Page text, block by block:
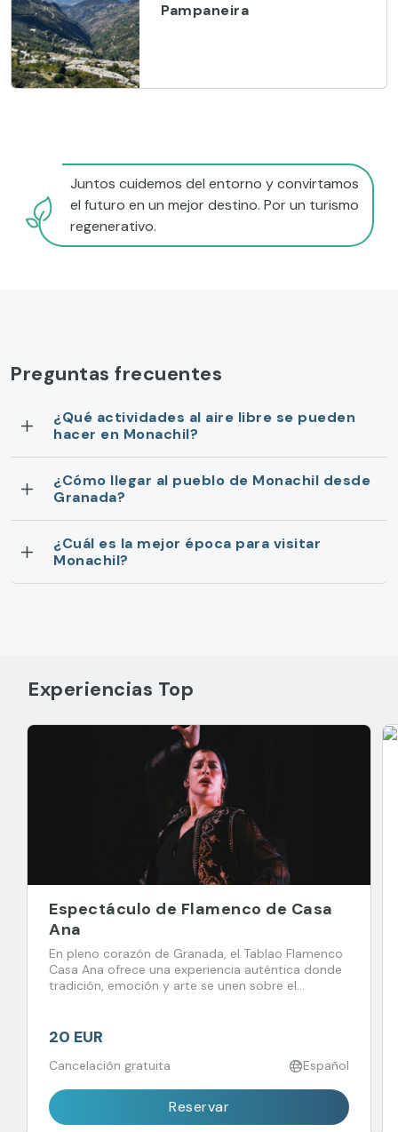
Pampaneira
Juntos cuidemos del entorno y convirtamos
el futuro en un mejor destino. Por un turismo
regenerativo.
Preguntas frecuentes
¿Qué actividades al aire libre se pueden
hacer en Monachil?
¿Cómo llegar al pueblo de Monachil desde
Granada?
¿Cuál es la mejor época para visitar
Monachil?
Experiencias Top
Espectáculo de Flamenco de Casa
Ana
En pleno corazón de Granada, el Tablao Flamenco
Casa Ana ofrece una experiencia auténtica donde
tradición, emoción y arte se unen sobre el
20 EUR
Cancelación gratuita Español
Reservar